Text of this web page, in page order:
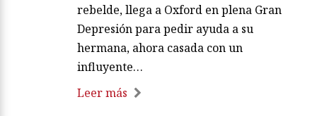
rebelde, llega a Oxford en plena Gran
Depresión para pedir ayuda a su
hermana, ahora casada con un
influyente…
Leer más